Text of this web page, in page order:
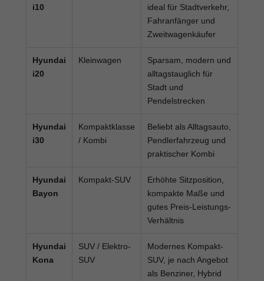
i10
ideal für Stadtverkehr,
Fahranfänger und
Zweitwagenkäufer
Hyundai
i20
Kleinwagen
Sparsam, modern und
alltagstauglich für
Stadt und
Pendelstrecken
Hyundai
i30
Kompaktklasse
/ Kombi
Beliebt als Alltagsauto,
Pendlerfahrzeug und
praktischer Kombi
Hyundai
Bayon
Kompakt-SUV
Erhöhte Sitzposition,
kompakte Maße und
gutes Preis-Leistungs-
Verhältnis
Hyundai
Kona
SUV / Elektro-
SUV
Modernes Kompakt-
SUV, je nach Angebot
als Benziner, Hybrid